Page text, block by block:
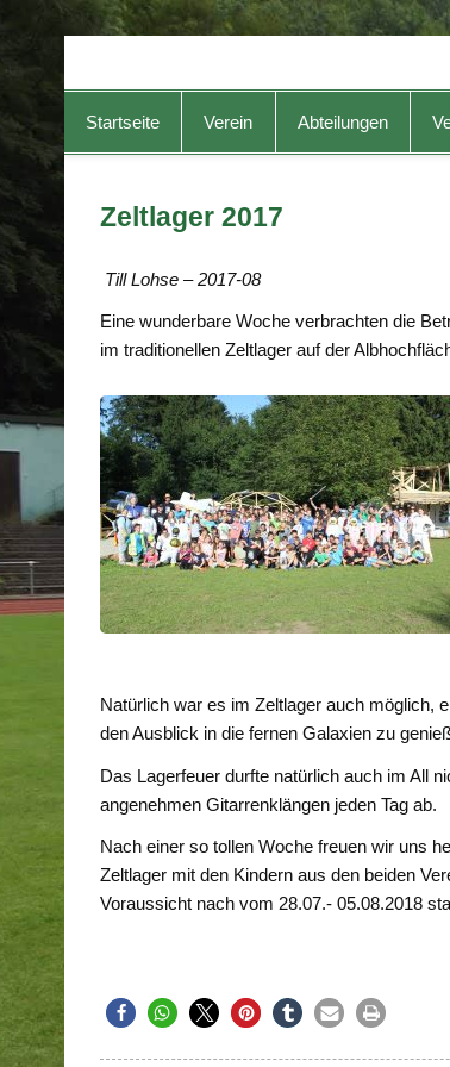
Startseite Verein Abteilungen
Zeltlager 2017
Till Lohse – 2017-08
Eine wunderbare Woche verbrachten die
im traditionellen Zeltlager auf der
Natürlich war es im Zeltlager auch möglich,
den Ausblick in die fernen Galaxien zu
Das Lagerfeuer durfte natürlich auch im All
angenehmen Gitarrenklängen jeden Tag ab.
Nach einer so tollen Woche freuen wir uns
Zeltlager mit den Kindern aus den beiden
Voraussicht nach vom 28.07.- 05.08.2018